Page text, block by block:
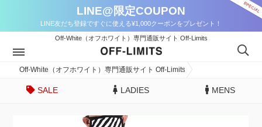
LINE@限定COUPON
LINE友だち登録ですぐに使える¥1,000クーポンをプレゼント！
Off-White（オフホワイト）専門通販サイト Off-Limits
Off-White（オフホワイト）専門通販サイト Off-Limits
SALE LADIES MENS